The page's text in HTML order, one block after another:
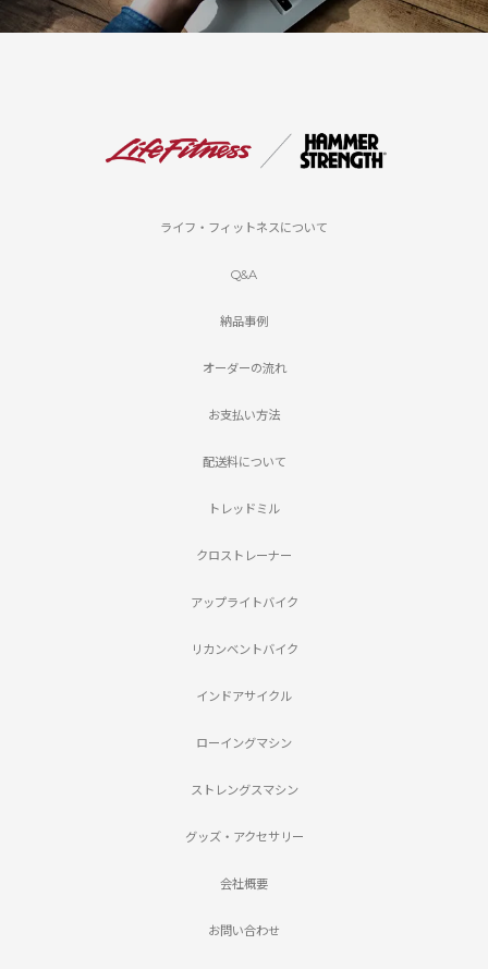
ライフ・フィットネスについて
Q&A
納品事例
オーダーの流れ
お支払い方法
配送料について
トレッドミル
クロストレーナー
アップライトバイク
リカンベントバイク
インドアサイクル
ローイングマシン
ストレングスマシン
グッズ・アクセサリー
会社概要
お問い合わせ